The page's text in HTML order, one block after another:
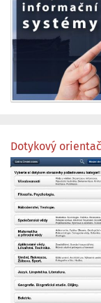
Dotykový